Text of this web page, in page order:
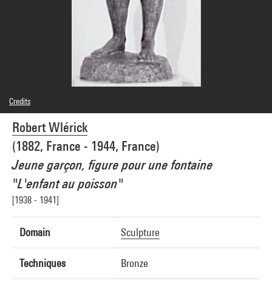
Robert Wlérick
(1882, France - 1944, France)
Jeune garçon, figure pour une fontaine
"L'enfant au poisson"
[1938 - 1941]
Domain Sculpture
Techniques Bronze
Credits
Domaine public
Photo credits : Réunion des Musées Nationaux/Agence photographique de la
Réunion des Musées Nationaux/Dist. GrandPalaisRmn
Image reference : 2A02093 [76 DN 9143]
Image presentation :GrandPalaisRmnPhoto